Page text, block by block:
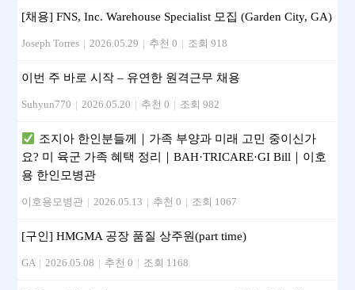
[채용] FNS, Inc. Warehouse Specialist 모집 (Garden City, GA)
Joseph Torres | 2026.05.29 | 추천 0 | 조회 918
이번 주 바로 시작 – 유연한 원격근무 채용
Suhyun770 | 2026.05.20 | 추천 0 | 조회 982
조지아 한인분들께｜가족 부양과 미래 고민 중이신가
요? 미 육군 가족 혜택 정리｜BAH·TRICARE·GI Bill｜이호
용 한인모병관
이호용모병관 | 2026.05.13 | 추천 0 | 조회 1067
[구인] HMGMA 공장 품질 상주원(part time)
GA | 2026.05.08 | 추천 0 | 조회 1168